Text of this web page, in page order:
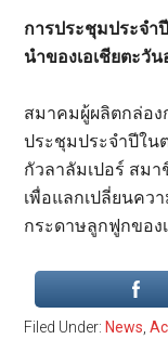
การประชุมประจำ
นำของเอเชียตะวั
สมาคมผู้ผลิตกล่อง
ประชุมประจำปีใน
กัวลาลัมเปอร์ สม
เพื่อแลกเปลี่ยนคว
กระดาษลูกฟูกของ
Filed Under: News,